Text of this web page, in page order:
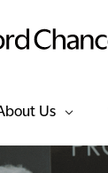
Us